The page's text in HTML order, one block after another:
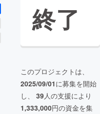
終了
このプロジェクトは、
2025/09/01に募集を開始
し、 39人の支援により
1,333,000円の資金を集